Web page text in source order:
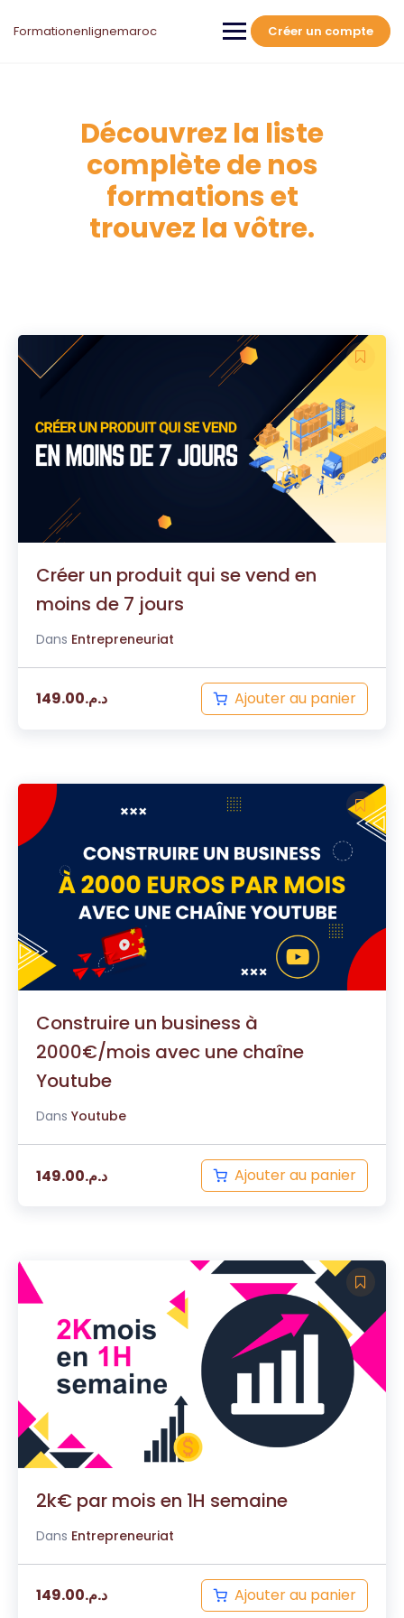
Formationenlignemaroc Créer un compte
Découvrez la liste
complète de nos
formations et
trouvez la vôtre.
Créer un produit qui se vend en
moins de 7 jours
Dans Entrepreneuriat
د.م.149.00 Ajouter au panier
Construire un business à
2000€/mois avec une chaîne
Youtube
Dans Youtube
د.م.149.00 Ajouter au panier
2k€ par mois en 1H semaine
Dans Entrepreneuriat
د.م.149.00 Ajouter au panier